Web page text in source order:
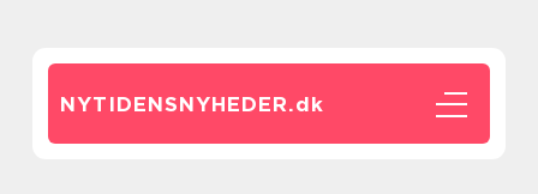
NYTIDENSNYHEDER.dk